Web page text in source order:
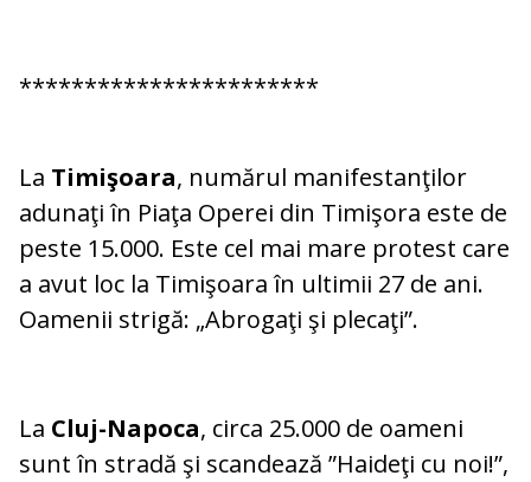
***********************
La Timişoara, numărul manifestanţilor
adunaţi în Piaţa Operei din Timişora este de
peste 15.000. Este cel mai mare protest care
a avut loc la Timişoara în ultimii 27 de ani.
Oamenii strigă: „Abrogaţi şi plecaţi”.
La Cluj-Napoca, circa 25.000 de oameni
sunt în stradă şi scandează ”Haideţi cu noi!”,